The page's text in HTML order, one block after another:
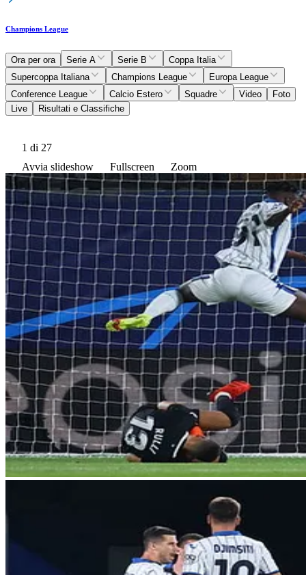
Champions League
Ora per ora Serie A Serie B
Coppa Italia
Supercoppa Italiana
Champions League
Europa League
Conference League
Calcio Estero Squadre Video
Foto
Live
Risultati e Classifiche
1 di 27
Avvia slideshow
Fullscreen Zoom